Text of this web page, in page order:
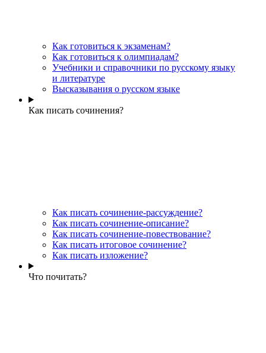
Как готовиться к экзаменам?
Как готовиться к олимпиадам?
Учебники и справочники по русскому языку
и литературе
Высказывания о русском языке
Как писать сочинения?
Как писать сочинение-рассуждение?
Как писать сочинение-описание?
Как писать сочинение-повествование?
Как писать итоговое сочинение?
Как писать изложение?
Что почитать?